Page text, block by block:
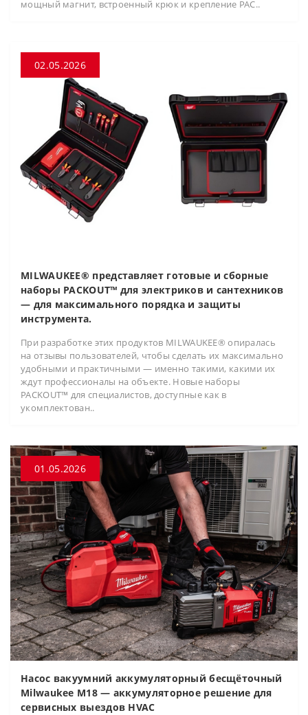
мощный магнит, встроенный крюк и крепление PAC..
02.05.2026
MILWAUKEE® представляет готовые и сборные
наборы PACKOUT™ для электриков и сантехников
— для максимального порядка и защиты
инструмента.
При разработке этих продуктов MILWAUKEE® опиралась
на отзывы пользователей, чтобы сделать их максимально
удобными и практичными — именно такими, какими их
ждут профессионалы на объекте. Новые наборы
PACKOUT™ для специалистов, доступные как в
укомплектован..
01.05.2026
Насос вакуумний аккумуляторный бесщёточный
Milwaukee M18 — аккумуляторное решение для
сервисных выездов HVAC